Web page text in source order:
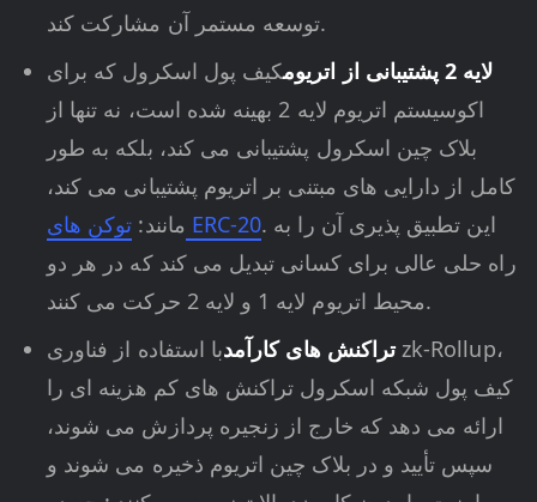
توسعه مستمر آن مشارکت کند.
لایه 2 پشتیبانی از اتریوم
کیف پول اسکرول که برای
اکوسیستم اتریوم لایه 2 بهینه شده است، نه تنها از
بلاک چین اسکرول پشتیبانی می کند، بلکه به طور
کامل از دارایی های مبتنی بر اتریوم پشتیبانی می کند،
مانند: توکن های ERC-20. این تطبیق پذیری آن را به
راه حلی عالی برای کسانی تبدیل می کند که در هر دو
محیط اتریوم لایه 1 و لایه 2 حرکت می کنند.
تراکنش های کارآمدبا استفاده از فناوری zk-Rollup،
کیف پول شبکه اسکرول تراکنش های کم هزینه ای را
ارائه می دهد که خارج از زنجیره پردازش می شوند،
سپس تأیید و در بلاک چین اتریوم ذخیره می شوند و